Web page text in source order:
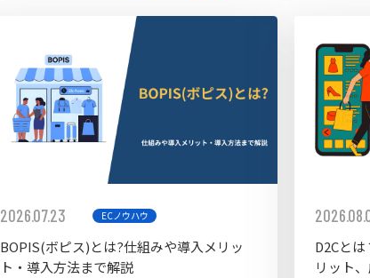
2026.07.23 ECノウハウ
BOPIS(ボピス)とは?仕組みや導入メリッ
ト・導入方法まで解説
D2Cと
リット